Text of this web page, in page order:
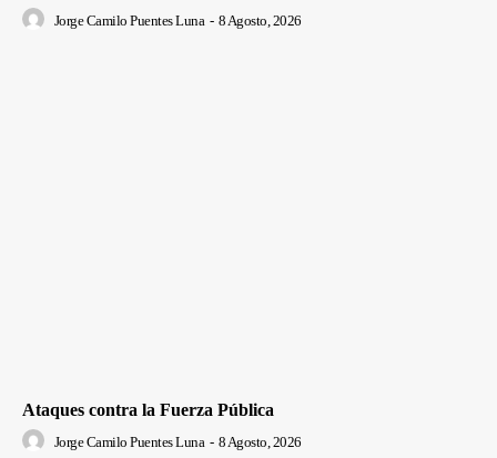
Jorge Camilo Puentes Luna - 8 Agosto, 2026
Ataques contra la Fuerza Pública
Jorge Camilo Puentes Luna - 8 Agosto, 2026